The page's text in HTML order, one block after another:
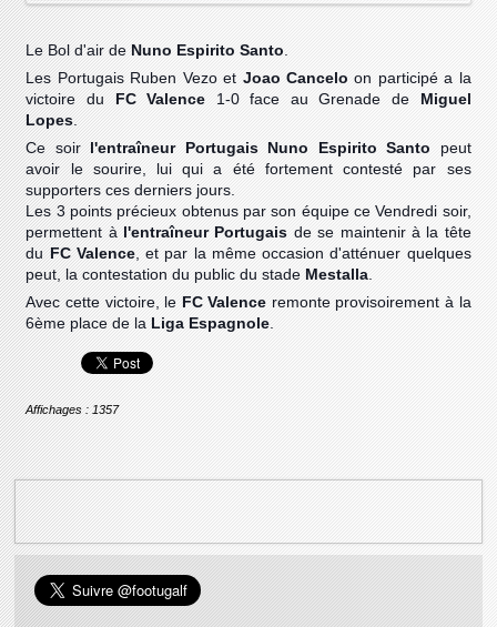
Le Bol d'air de Nuno Espirito Santo
Les Portugais Ruben Vezo et Joao Cancelo on participé a la
victoire du FC Valence 1-0 face au Grenade de Miguel
Lopes.
Ce soirl'entraîneur Portugais Nuno Espirito Santo peut
avoir le sourire, lui qui a été fortement contesté par ses
supporters ces derniers jours.
Les 3 points précieux obtenus par son équipe ce Vendredi soir,
permettent àl'entraîneur Portugais de se maintenir à la tête
duFC Valence, et par la même occasion d'atténuer quelques
peut, la contestation du public du stadeMestalla
Avec cette victoire, le FC Valence remonte provisoirement à la
6ème place de la Liga Espagnole
Affichages : 1357